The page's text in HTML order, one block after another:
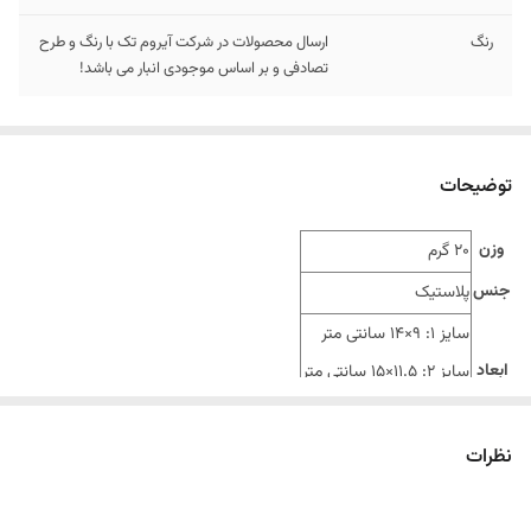
رنگ
ارسال محصولات در شرکت آیروم تک با رنگ و طرح
تصادفی و بر اساس موجودی انبار می باشد!
توضیحات
وزن 20 گرم
جنسپلاستیک
ابعاد
سایز 1: 9×14 سانتی متر
سایز 2: 11.5×15 سانتی متر
نظرات